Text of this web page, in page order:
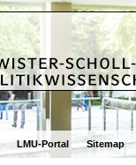
LMU-Portal Sitemap